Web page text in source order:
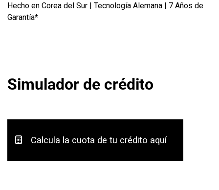
Hecho en Corea del Sur | Tecnología Alemana | 7 Años de
Garantía*
Simulador de crédito
Calcula la cuota de tu crédito aquí